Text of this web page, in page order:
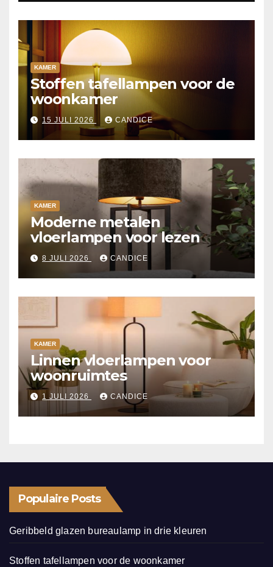
KAMER
Stoffen tafellampen voor de
woonkamer
15 JULI 2026 CANDICE
KAMER
Moderne metalen
vloerlampen voor lezen
8 JULI 2026 CANDICE
KAMER
Linnen vloerlampen voor
woonruimtes
1 JULI 2026 CANDICE
Populaire Posts
Geribbeld glazen bureaulamp in drie kleuren
Stoffen tafellampen voor de woonkamer